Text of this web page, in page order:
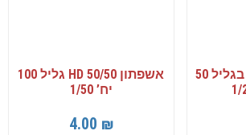
אשפתון 75/90 HD בגליל 50
אשפתון 50/50 HD גליל 100
יח’ 1/50
4.00 ₪